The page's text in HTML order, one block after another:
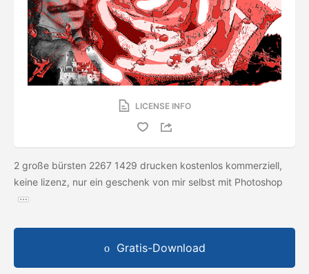
LICENSE INFO
2 große bürsten 2267 1429 drucken kostenlos kommerziell,
keine lizenz, nur ein geschenk von mir selbst mit Photoshop
Gratis-Download